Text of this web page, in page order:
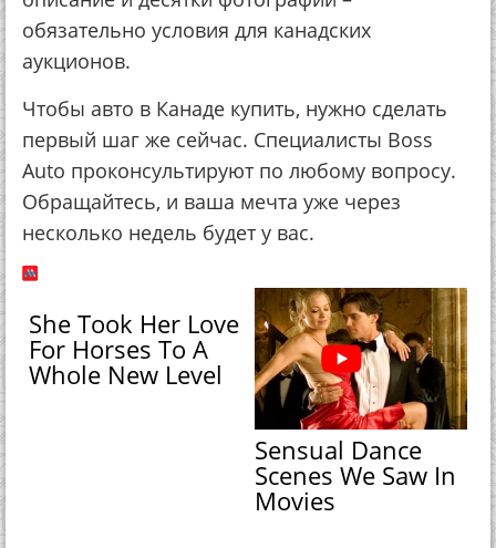
обязательно условия для канадских
аукционов.
Чтобы авто в Канаде купить, нужно сделать
первый шаг же сейчас. Специалисты Boss
Auto проконсультируют по любому вопросу.
Обращайтесь, и ваша мечта уже через
несколько недель будет у вас.
She Took Her Love
For Horses To A
Whole New Level
Sensual Dance
Scenes We Saw In
Movies